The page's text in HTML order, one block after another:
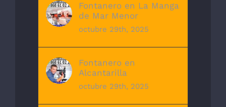
Fontanero en La Manga
de Mar Menor
octubre 29th, 2025
Fontanero en
Alcantarilla
octubre 29th, 2025